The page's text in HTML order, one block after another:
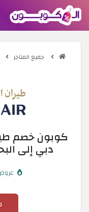
جميع المتاجر
دبي إلى